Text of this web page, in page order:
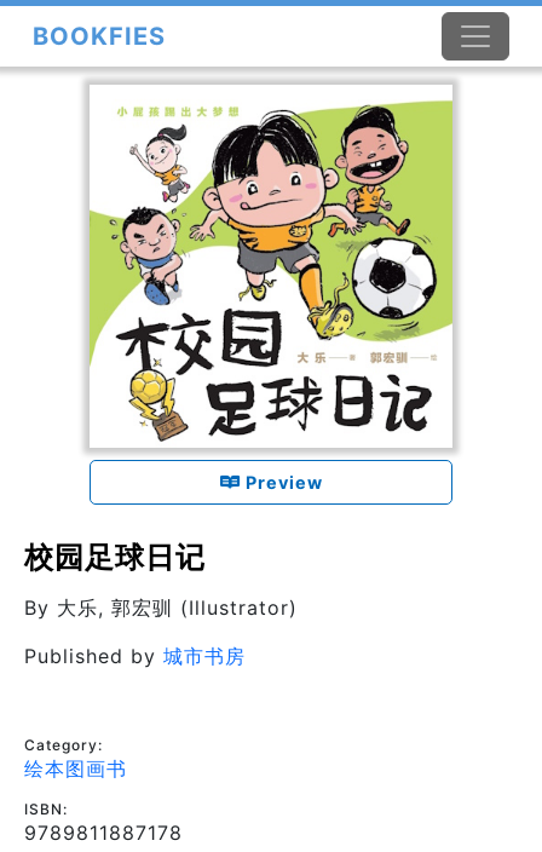
BOOKFIES
Preview
校园足球日记
By 大乐, 郭宏驯 (Illustrator)
Published by 城市书房
Category:
绘本图画书
ISBN:
9789811887178